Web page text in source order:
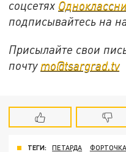
соцсетях
подписывайтесь на
Присылайте свои
почту mo@tsargrad.tv
ТЕГИ: ПЕТАРДА ФОРТОЧКА